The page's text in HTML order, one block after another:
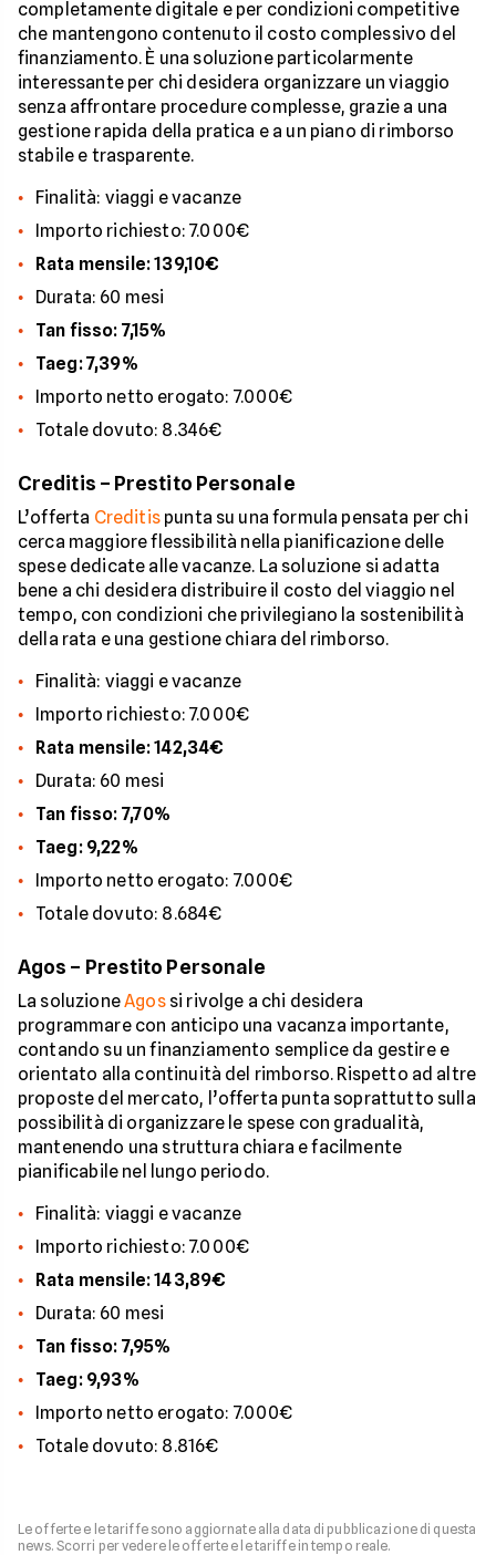
completamente digitale e per condizioni competitive
che mantengono contenuto il costo complessivo del
finanziamento. È una soluzione particolarmente
interessante per chi desidera organizzare un viaggio
senza affrontare procedure complesse, grazie a una
gestione rapida della pratica e a un piano di rimborso
stabile e trasparente.
Finalità: viaggi e vacanze
Importo richiesto: 7.000€
Rata mensile: 139,10€
Durata: 60 mesi
Tan fisso: 7,15%
Taeg: 7,39%
Importo netto erogato: 7.000€
Totale dovuto: 8.346€
Creditis – Prestito Personale
L’offerta Creditispunta su una formula pensata per chi
cerca maggiore flessibilità nella pianificazione delle
spese dedicate alle vacanze. La soluzione si adatta
bene a chi desidera distribuire il costo del viaggio nel
tempo, con condizioni che privilegiano la sostenibilità
della rata e una gestione chiara del rimborso.
Finalità: viaggi e vacanze
Importo richiesto: 7.000€
Rata mensile: 142,34€
Durata: 60 mesi
Tan fisso: 7,70%
Taeg: 9,22%
Importo netto erogato: 7.000€
Totale dovuto: 8.684€
Agos – Prestito Personale
La soluzioneAgossi rivolge a chi desidera
programmare con anticipo una vacanza importante,
contando su un finanziamento semplice da gestire e
orientato alla continuità del rimborso. Rispetto ad altre
proposte del mercato, l’offerta punta soprattutto sulla
possibilità di organizzare le spese con gradualità,
mantenendo una struttura chiara e facilmente
pianificabile nel lungo periodo.
Finalità: viaggi e vacanze
Importo richiesto: 7.000€
Rata mensile: 143,89€
Durata: 60 mesi
Tan fisso: 7,95%
Taeg: 9,93%
Importo netto erogato: 7.000€
Totale dovuto: 8.816€
Le offerte e le tariffe sono aggiornate alla data di pubblicazione di questa
news. Scorri per vedere le offerte e le tariffe in tempo reale.